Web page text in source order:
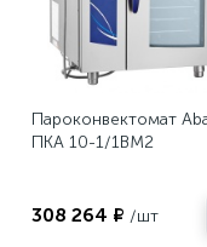
Пароконвектомат
ПКА 10-1/1ВМ2
308 264 ₽ /шт